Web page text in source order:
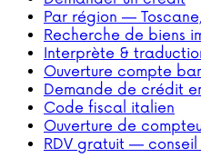
Par région —
Recherche de biens
Interprète &
Ouverture compte
Demande de crédit
Code fiscal italien
Ouverture de
RDV gratuit — conseil